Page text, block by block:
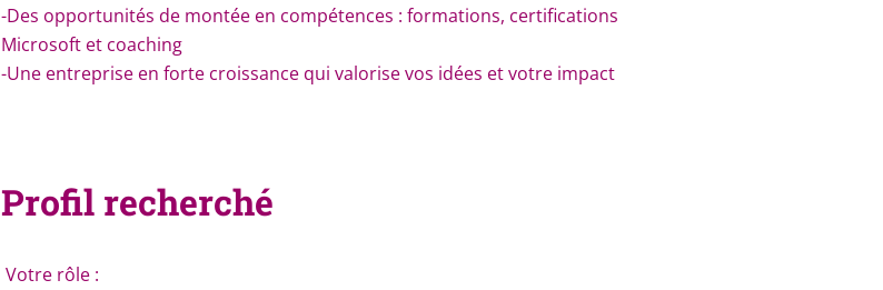
-Des opportunités de montée en compétences : formations, certifications
Microsoft et coaching
-Une entreprise en forte croissance qui valorise vos idées et votre impact
Profil recherché
Votre rôle :